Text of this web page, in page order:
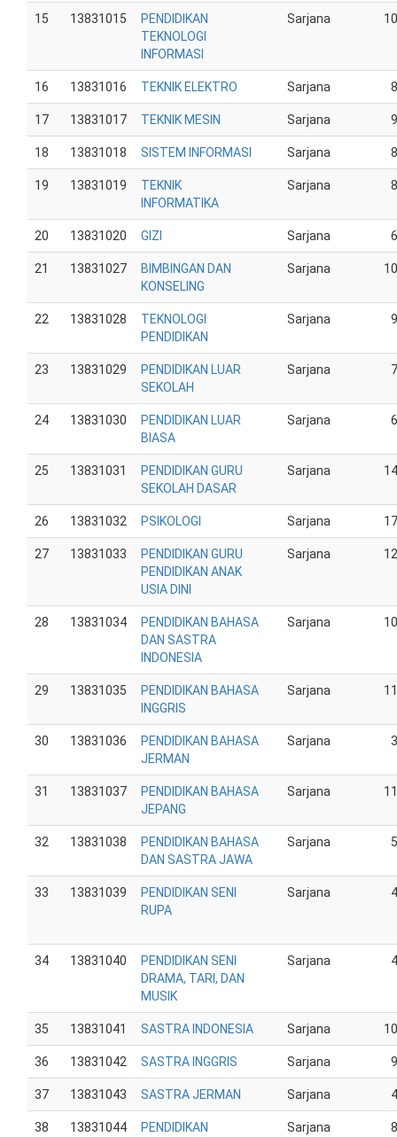
15 13831015
PENDIDIKAN
TEKNOLOGI
INFORMASI
Sarjana
16 13831016 TEKNIK ELEKTRO Sarjana
17 13831017 TEKNIK MESIN Sarjana
18 13831018 SISTEM INFORMASI Sarjana
19 13831019
TEKNIK
INFORMATIKA
Sarjana
20 13831020 GIZI Sarjana
21 13831027
BIMBINGAN DAN
KONSELING
Sarjana
22 13831028
TEKNOLOGI
PENDIDIKAN
Sarjana
23 13831029
PENDIDIKAN LUAR
SEKOLAH
Sarjana
24 13831030
PENDIDIKAN LUAR
BIASA
Sarjana
25 13831031
PENDIDIKAN GURU
SEKOLAH DASAR
Sarjana
26 13831032 PSIKOLOGI Sarjana
27 13831033
PENDIDIKAN GURU
PENDIDIKAN ANAK
USIA DINI
Sarjana
28 13831034
PENDIDIKAN BAHASA
DAN SASTRA
INDONESIA
Sarjana
29 13831035
PENDIDIKAN BAHASA
INGGRIS
Sarjana
30 13831036
PENDIDIKAN BAHASA
JERMAN
Sarjana
31 13831037
PENDIDIKAN BAHASA
JEPANG
Sarjana
32 13831038
PENDIDIKAN BAHASA
DAN SASTRA JAWA
Sarjana
33 13831039
PENDIDIKAN SENI
RUPA
Sarjana
34 13831040
PENDIDIKAN SENI
DRAMA, TARI, DAN
MUSIK
Sarjana
35 13831041 SASTRA INDONESIA Sarjana
36 13831042 SASTRA INGGRIS Sarjana
37 13831043 SASTRA JERMAN Sarjana
38 13831044
PENDIDIKAN
Sarjana